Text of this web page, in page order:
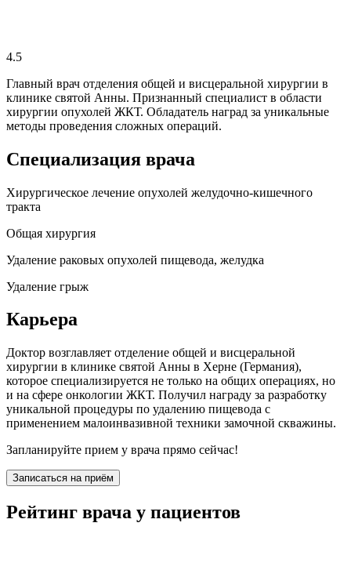
4.5
Главный врач отделения общей и висцеральной хирургии в
клинике святой Анны. Признанный специалист в области
хирургии опухолей ЖКТ. Обладатель наград за уникальные
методы проведения сложных операций.
Специализация врача
Хирургическое лечение опухолей желудочно-кишечного
тракта
Общая хирургия
Удаление раковых опухолей пищевода, желудка
Удаление грыж
Карьера
Доктор возглавляет отделение общей и висцеральной
хирургии в клинике святой Анны в Херне (Германия),
которое специализируется не только на общих операциях, но
и на сфере онкологии ЖКТ. Получил награду за разработку
уникальной процедуры по удалению пищевода с
применением малоинвазивной техники замочной скважины.
Запланируйте прием у врача прямо сейчас!
Записаться на приём
Рейтинг врача у пациентов